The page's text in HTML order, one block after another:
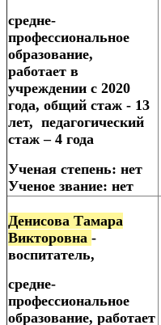
средне-
профессиональное
образование,
работает в
учреждении с 2020
года, общий стаж - 13
лет, педагогический
стаж – 4 года
Ученая степень: нет
Ученое звание: нет
Денисова Тамара
Викторовна -
воспитатель,
средне-
профессиональное
образование, работает